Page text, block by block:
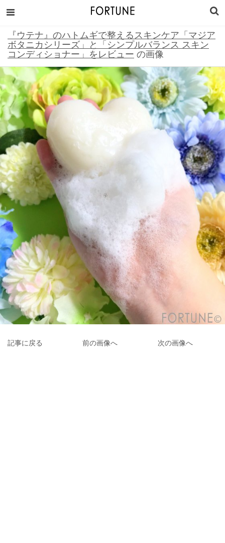
『ウテナ』のハトムギで整えるスキンケア「マジア
ボタニカシリーズ」と「シンプルバランス スキン
コンディショナー」をレビュー の画像
記事に戻る 前の画像へ 次の画像へ